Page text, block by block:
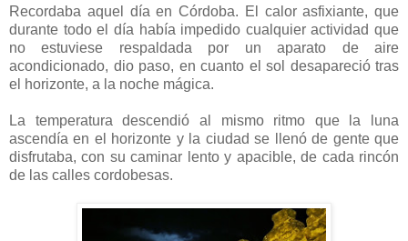
Recordaba aquel día en Córdoba. El calor asfixiante, que
durante todo el día había impedido cualquier actividad que
no estuviese respaldada por un aparato de aire
acondicionado, dio paso, en cuanto el sol desapareció tras
el horizonte, a la noche mágica.
La temperatura descendió al mismo ritmo que la luna
ascendía en el horizonte y la ciudad se llenó de gente que
disfrutaba, con su caminar lento y apacible, de cada rincón
de las calles cordobesas.